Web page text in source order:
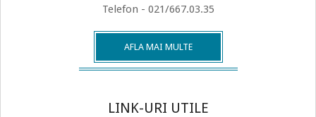
Telefon - 021/667.03.35
AFLA MAI MULTE
LINK-URI UTILE